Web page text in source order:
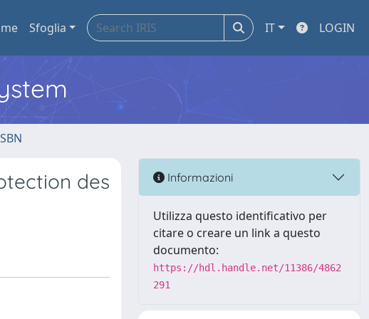
Sfoglia IT LOGIN
des
Informazioni
Utilizza questo identificativo per
citare o creare un link a questo
documento:
https://hdl.handle.net/11386/4862
291